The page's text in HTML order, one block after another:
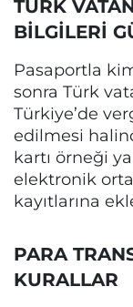
TÜRK
BİLGİLERİ
Pasaportla
sonra Türk
Türkiye’de
edilmesi
kartı örneği
elektronik
kayıtlarına
PARA
KURALLAR